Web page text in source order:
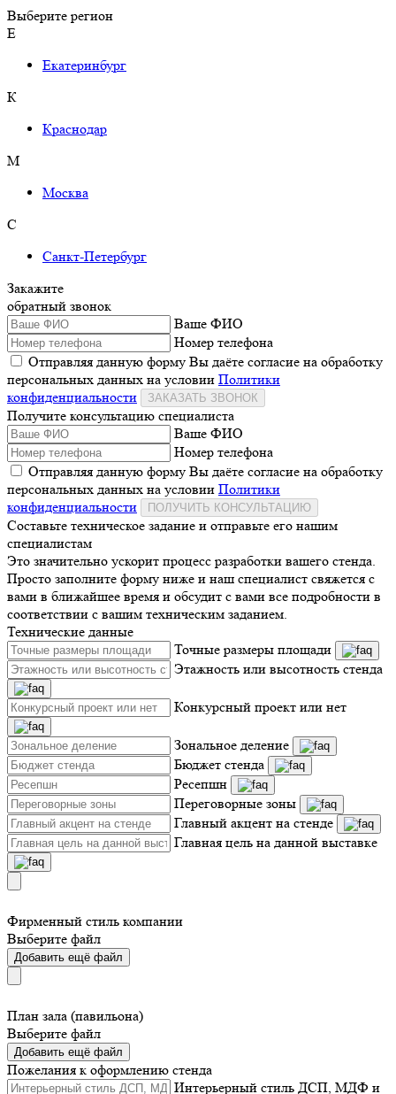
Выберите регион
Е
Екатеринбург
К
Краснодар
М
Москва
С
Санкт-Петербург
Закажите
обратный звонок
Ваше ФИО
Номер телефона
Отправляя данную форму Вы даёте согласие на обработку
персональных данных на условии Политики
конфиденциальности
ЗАКАЗАТЬ ЗВОНОК
Получите консультацию специалиста
Ваше ФИО
Номер телефона
Отправляя данную форму Вы даёте согласие на обработку
персональных данных на условии Политики
конфиденциальности
ПОЛУЧИТЬ КОНСУЛЬТАЦИЮ
Составьте техническое задание и отправьте его нашим
специалистам
Это значительно ускорит процесс разработки вашего стенда.
Просто заполните форму ниже и наш специалист свяжется с
вами в ближайшее время и обсудит с вами все подробности в
соответствии с вашим техническим заданием.
Технические данные
Точные размеры площади
Этажность или высотность стенда
Конкурсный проект или нет
Зональное деление
Бюджет стенда
Ресепшн
Переговорные зоны
Главный акцент на стенде
Главная цель на данной выставке
Фирменный стиль компании
Выберите файл
Добавить ещё файл
План зала (павильона)
Выберите файл
Добавить ещё файл
Пожелания к оформлению стенда
Интерьерный стиль ДСП, МДФ и